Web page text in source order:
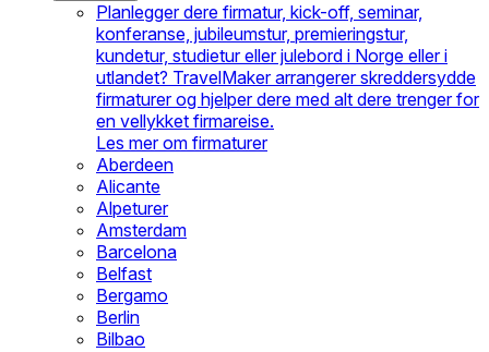
Planlegger dere firmatur, kick-off, seminar,
konferanse, jubileumstur, premieringstur,
kundetur, studietur eller julebord i Norge eller i
utlandet? TravelMaker arrangerer skreddersydde
firmaturer og hjelper dere med alt dere trenger for
en vellykket firmareise.
Les mer om firmaturer
Aberdeen
Alicante
Alpeturer
Amsterdam
Barcelona
Belfast
Bergamo
Berlin
Bilbao